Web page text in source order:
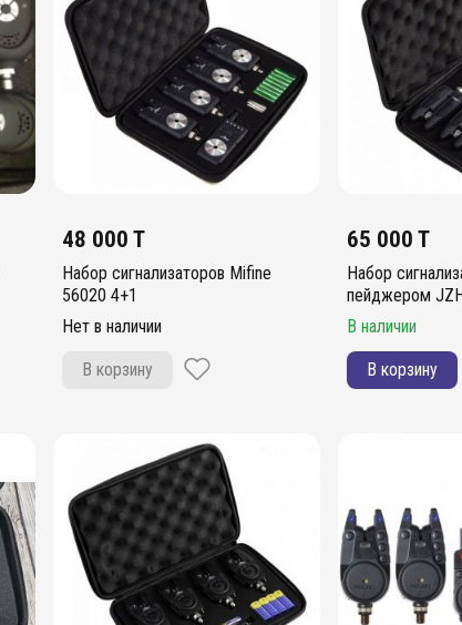
48 000 T
Набор сигнализаторов Mifine
56020 4+1
Нет в наличии
В корзину
65 000 T
Набор
пейджером
В наличии
В корзину